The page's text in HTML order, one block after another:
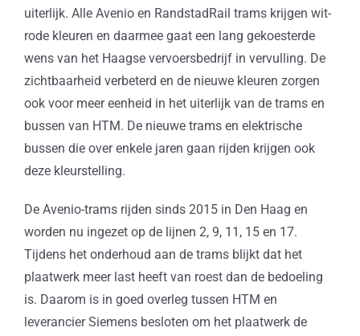
uiterlijk. Alle Avenio en RandstadRail trams krijgen wit-
rode kleuren en daarmee gaat een lang gekoesterde
wens van het Haagse vervoersbedrijf in vervulling. De
zichtbaarheid verbeterd en de nieuwe kleuren zorgen
ook voor meer eenheid in het uiterlijk van de trams en
bussen van HTM. De nieuwe trams en elektrische
bussen die over enkele jaren gaan rijden krijgen ook
deze kleurstelling.
De Avenio-trams rijden sinds 2015 in Den Haag en
worden nu ingezet op de lijnen 2, 9, 11, 15 en 17.
Tijdens het onderhoud aan de trams blijkt dat het
plaatwerk meer last heeft van roest dan de bedoeling
is. Daarom is in goed overleg tussen HTM en
leverancier Siemens besloten om het plaatwerk de